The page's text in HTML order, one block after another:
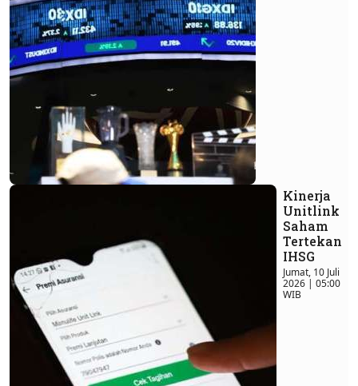
Kinerja
Unitlink
Saham
Tertekan
IHSG
Jumat, 10 Juli
2026 | 05:00
WIB